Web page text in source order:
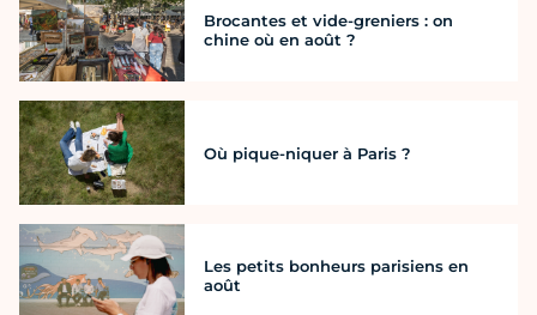
Brocantes et vide-greniers : on
chine où en août ?
Où pique-niquer à Paris ?
Les petits bonheurs parisiens en
août